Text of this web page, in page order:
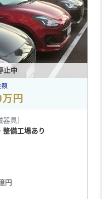
止中
額
円
具）
整備工場あり
円